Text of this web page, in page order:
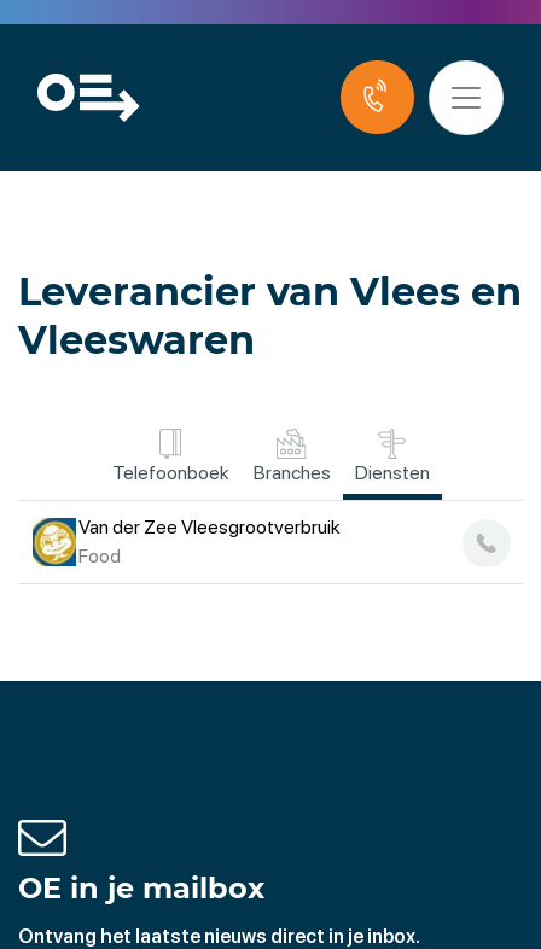
Leverancier van Vlees en
Vleeswaren
Telefoonboek Branches Diensten
Van der Zee Vleesgrootverbruik
Food
OE in je mailbox
Ontvang het laatste nieuws direct in je inbox.